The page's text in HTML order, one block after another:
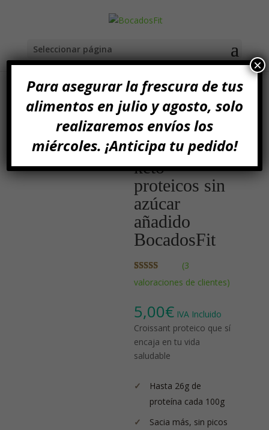
Seleccionar página
Inicio/Bollería Proteica/ Croissants keto proteicos
sin azúcar añadido BocadosFit
Croissants
keto
proteicos sin
azúcar
añadido
BocadosFit
Valorado con
5.00de 5 en
de clientes
(3
valoraciones de clientes)
5,00€ IVA Incluido
Croissant proteico que sí
encaja en tu vida
saludable
Hasta 26g de
proteína cada 100g
Sacia más, sin picos
Para asegurar la frescura de tus
alimentos en julio y agosto, solo
realizaremos envíos los
miércoles. ¡Anticipa tu pedido!
×